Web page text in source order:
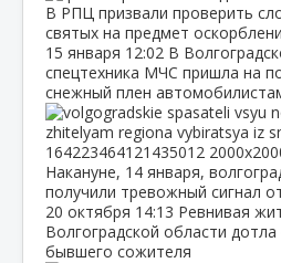
В РПЦ призвали проверить
святых на предмет
15 января 12:02 В
спецтехника МЧС пришла на
снежный плен
Накануне, 14 января,
получили тревожный сигнал
20 октября 14:13 Ревнивая
Волгоградской области
бывшего сожителя